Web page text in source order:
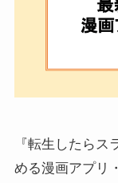
『転生したら
める漫画アプリ